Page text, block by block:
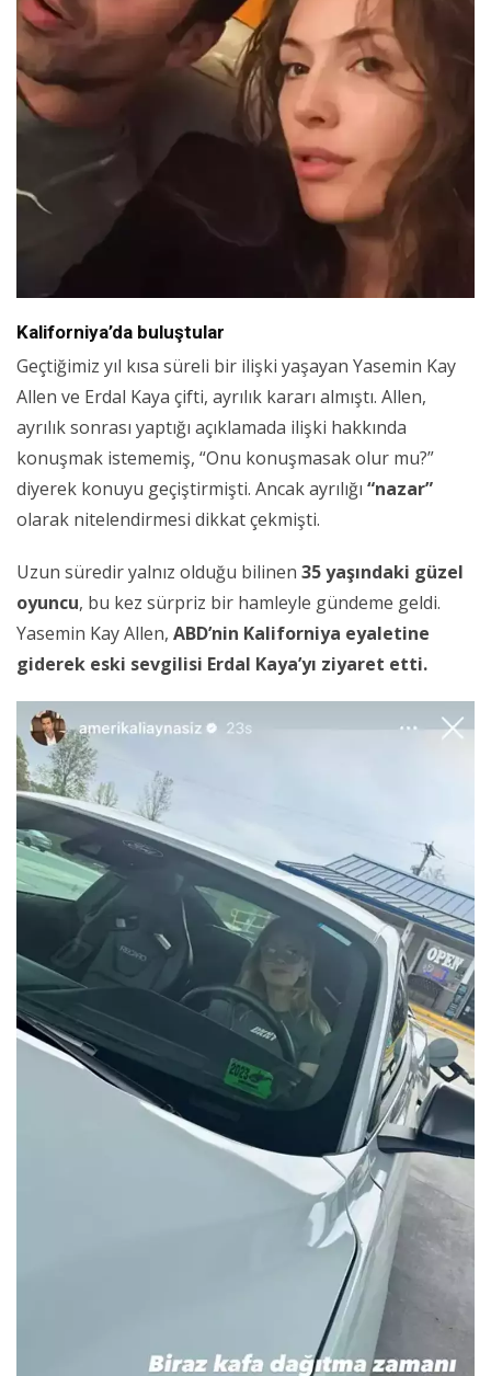
Kaliforniya’da buluştular
Geçtiğimiz yıl kısa süreli bir ilişki yaşayan Yasemin Kay
Allen ve Erdal Kaya çifti, ayrılık kararı almıştı. Allen,
ayrılık sonrası yaptığı açıklamada ilişki hakkında
konuşmak istememiş, “Onu konuşmasak olur mu?”
diyerek konuyu geçiştirmişti. Ancak ayrılığı “nazar”
olarak nitelendirmesi dikkat çekmişti.
Uzun süredir yalnız olduğu bilinen 35 yaşındaki güzel
oyuncu, bu kez sürpriz bir hamleyle gündeme geldi.
Yasemin Kay Allen, ABD’nin Kaliforniya eyaletine
giderek eski sevgilisi Erdal Kaya’yı ziyaret etti.